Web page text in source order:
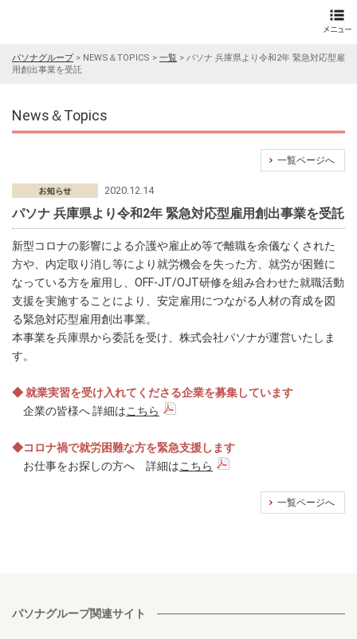
パソナグループ> NEWS＆TOPICS > 一覧 > パソナ 兵庫県より令和2年 緊急対応型雇
用創出事業を受託
News＆Topics
一覧ページへ
2020.12.14
パソナ 兵庫県より令和2年 緊急対応型雇用創出事業を受託
新型コロナの影響による介護や雇止め等で離職を余儀なくされた
方や、内定取り消し等により就労機会を失った方、就労が困難に
なっている方を雇用し、OFF-JT/OJT研修を組み合わせた就職活動
支援を実施することにより、安定雇用につながる人材の育成を図
る緊急対応型雇用創出事業。
本事業を兵庫県から委託を受け、株式会社パソナが運営いたしま
す。
◆ 就業実習を受け入れてくださる企業を募集しています
企業の皆様へ 詳細はこちら
◆コロナ禍で就労困難な方を緊急支援します
お仕事をお探しの方へ 詳細はこちら
一覧ページへ
パソナグループ関連サイト